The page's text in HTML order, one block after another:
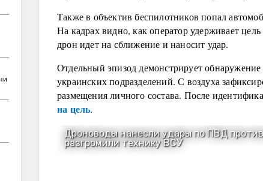
Также в объектив беспилотников попал
На кадрах видно, как оператор удерживает
дрон идет на сближение и наносит удар.
Отдельный эпизод демонстрирует
украинских подразделений. С воздуха
размещения личного состава. После
на цель.